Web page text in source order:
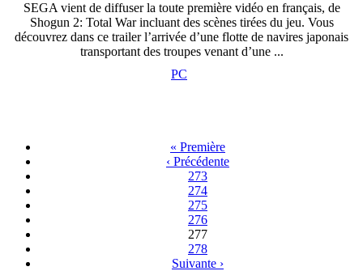
SEGA vient de diffuser la toute première vidéo en français, de
Shogun 2: Total War incluant des scènes tirées du jeu. Vous
découvrez dans ce trailer l’arrivée d’une flotte de navires japonais
transportant des troupes venant d’une ...
PC
« Première
‹ Précédente
273
274
275
276
277
278
Suivante ›